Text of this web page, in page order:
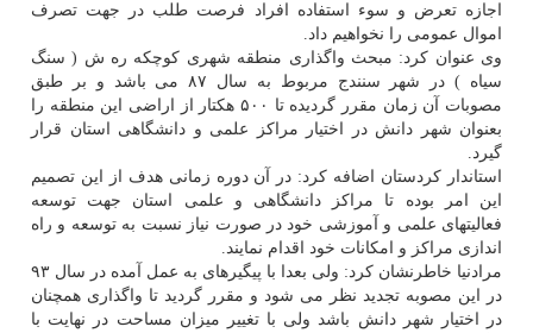
اجازه تعرض و سوء استفاده افراد فرصت طلب در جهت تصرف
اموال عمومی را نخواهیم داد.
وی عنوان كرد: مبحث واگذاری منطقه شهری كوچكه ره ش ( سنگ
سیاه ) در شهر سنندج مربوط به سال ۸۷ می باشد و بر طبق
مصوبات آن زمان مقرر گردیده تا ۵۰۰ هكتار از اراضی این منطقه را
بعنوان شهر دانش در اختیار مراكز علمی و دانشگاهی استان قرار
گیرد.
استاندار كردستان اضافه كرد: در آن دوره زمانی هدف از این تصمیم
این امر بوده تا مراكز دانشگاهی و علمی استان جهت توسعه
فعالیتهای علمی و آموزشی خود در صورت نیاز نسبت به توسعه و راه
اندازی مراكز و امكانات خود اقدام نمایند.
مرادنیا خاطرنشان كرد: ولی بعدا با پیگیرهای به عمل آمده در سال ۹۳
در این مصوبه تجدید نظر می شود و مقرر گردید تا واگذاری همچنان
در اختیار شهر دانش باشد ولی با تغییر میزان مساحت در نهایت با